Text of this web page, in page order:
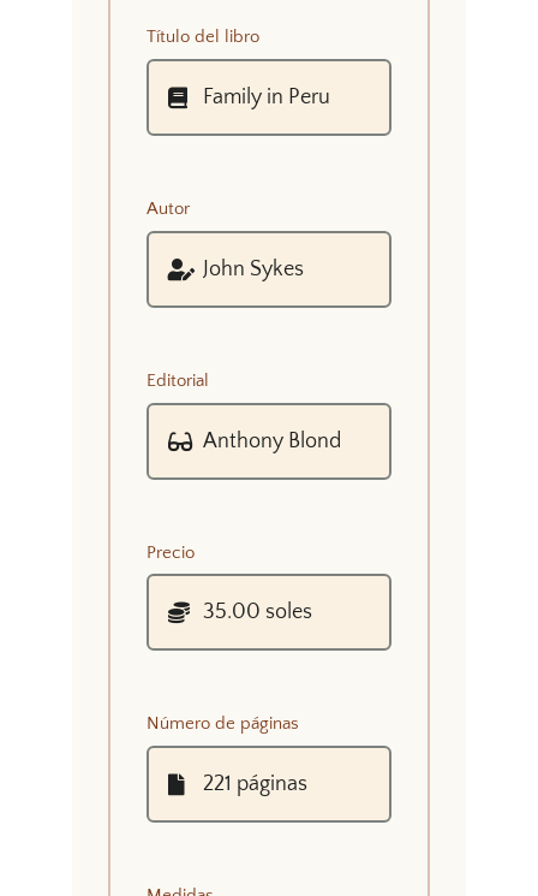
Título del libro
Autor
Editorial
Precio
Número de páginas